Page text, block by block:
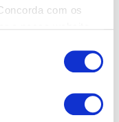
com os